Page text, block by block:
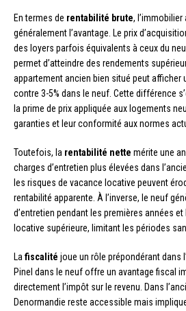
En termes de rentabilité brute,
généralement l’avantage. Le prix
des loyers parfois équivalents à ceux du
permet d’atteindre des rendements
appartement ancien bien situé peut afficher
contre 3-5% dans le neuf. Cette différence
la prime de prix appliquée aux logements
garanties et leur conformité aux normes
Toutefois, la rentabilité nette mérite une
charges d’entretien plus élevées dans
les risques de vacance locative peuvent
rentabilité apparente. À l’inverse, le neuf
d’entretien pendant les premières années
locative supérieure, limitant les périodes
La fiscalité joue un rôle prépondérant dans
Pinel dans le neuf offre un avantage fiscal
directement l’impôt sur le revenu. Dans
Denormandie reste accessible mais